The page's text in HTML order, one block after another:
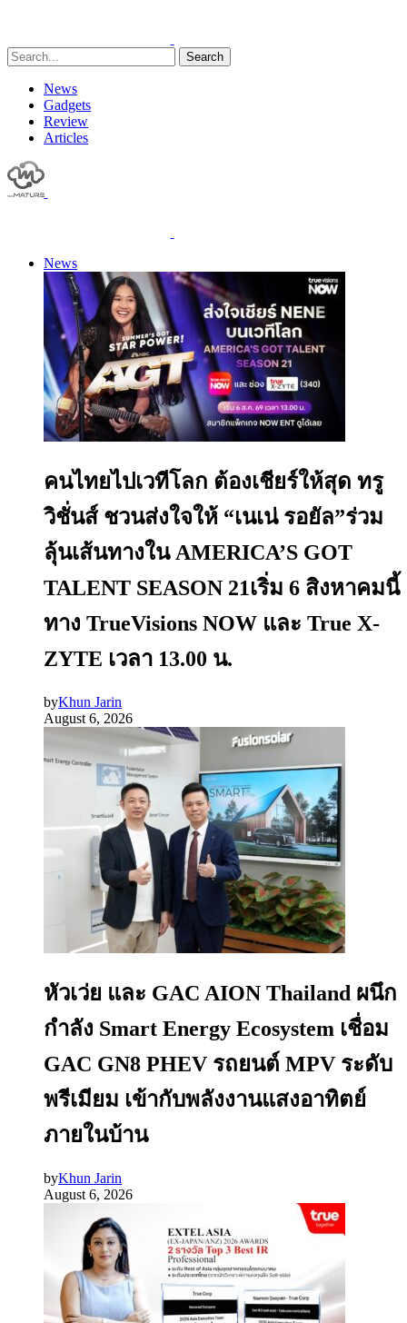
Search
News
Gadgets
Review
Articles
News
คนไทยไปเวทีโลก ต้องเชียร์ให้สุด ทรู
วิชั่นส์ ชวนส่งใจให้ “เนเน่ รอยัล”ร่วม
ลุ้นเส้นทางใน AMERICA’S GOT
TALENT SEASON 21เริ่ม 6 สิงหาคมนี้
ทาง TrueVisions NOW และ True X-
ZYTE เวลา 13.00 น.
byKhun Jarin
August 6, 2026
หัวเว่ย และ GAC AION Thailand ผนึก
กำลัง Smart Energy Ecosystem เชื่อม
GAC GN8 PHEV รถยนต์ MPV ระดับ
พรีเมียม เข้ากับพลังงานแสงอาทิตย์
ภายในบ้าน
byKhun Jarin
August 6, 2026